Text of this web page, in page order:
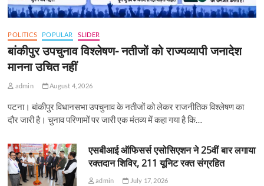
POLITICS POPULAR SLIDER
बांकीपुर उपचुनाव विश्लेषण- नतीजों को राज्यव्यापी जनादेश
मानना उचित नहीं
admin August 4, 2026
पटना। बांकीपुर विधानसभा उपचुनाव के नतीजों को लेकर राजनीतिक विश्लेषण का
दौर जारी है। चुनाव परिणामों पर जारी एक मंतव्य में कहा गया है कि…
एसबीआई ऑफिसर्स एसोसिएशन ने 25वीं बार लगाया
रक्तदान शिविर, 211 यूनिट रक्त संग्रहित
admin July 17, 2026